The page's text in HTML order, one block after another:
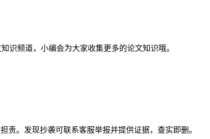
识频道，小编会为大家收集更多的论文知识哦。
责。发现抄袭可联系客服举报并提供证据，查实即删。